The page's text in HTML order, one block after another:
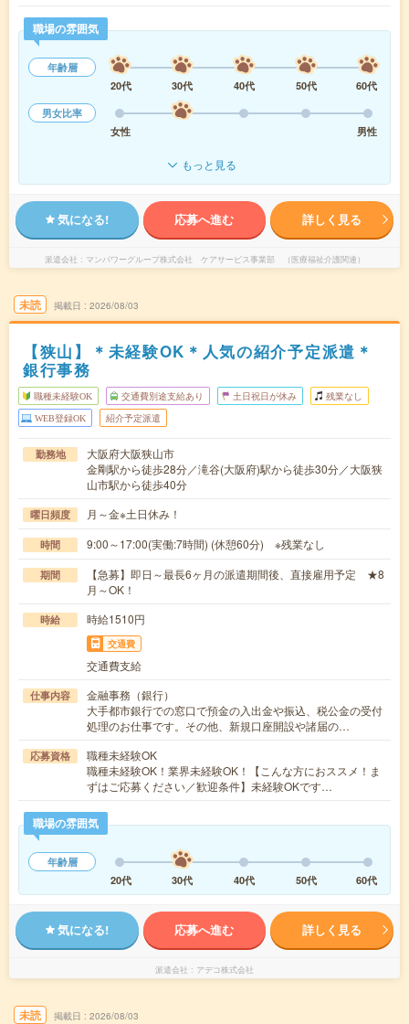
職場の雰囲気
年齢層
20代
30代 40代 50代
60代
男女比率
女性
男性
もっと見る
気になる! 応募へ進む 詳しく見る
派遣会社 マンパワーグループ株式会社 ケアサービス事業部 （医療福祉介護関連）
未読 掲載日 2026/08/03
【狭山】＊未経験OK＊人気の紹介予定派遣＊
銀行事務
職種未経験OK 交通費別途支給あり 土日祝日が休み 残業なし
WEB登録OK 紹介予定派遣
勤務地
大阪府大阪狭山市
金剛駅から徒歩28分／滝谷(大阪府)駅から徒歩30分／大阪狭
山市駅から徒歩40分
曜日頻度 月～金※土日休み！
時間 9:00～17:00(実働:7時間) (休憩60分) ※残業なし
期間
【急募】即日～最長6ヶ月の派遣期間後、直接雇用予定 ★8
月～OK！
時給 時給1510円
交通費
交通費支給
仕事内容
金融事務（銀行）
大手都市銀行での窓口で預金の入出金や振込、税公金の受付
処理のお仕事です。その他、新規口座開設や諸届の…
応募資格
職種未経験OK
職種未経験OK！業界未経験OK！【こんな方におススメ！ま
ずはご応募ください／歓迎条件】未経験OKです…
職場の雰囲気
年齢層
20代
30代 40代 50代 60代
気になる! 応募へ進む 詳しく見る
派遣会社 アデコ株式会社
未読 掲載日 2026/08/03